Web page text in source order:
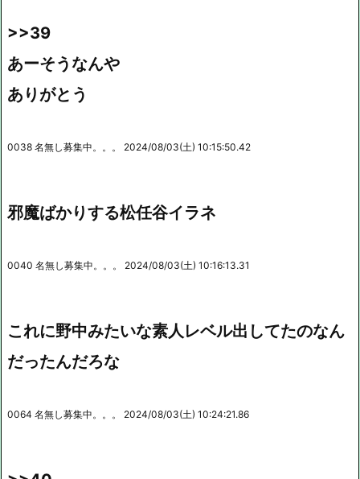
>>39
あーそうなんや
ありがとう
0038 名無し募集中。。。 2024/08/03(土) 10:15:50.42
邪魔ばかりする松任谷イラネ
0040 名無し募集中。。。 2024/08/03(土) 10:16:13.31
これに野中みたいな素人レベル出してたのなん
だったんだろな
0064 名無し募集中。。。 2024/08/03(土) 10:24:21.86